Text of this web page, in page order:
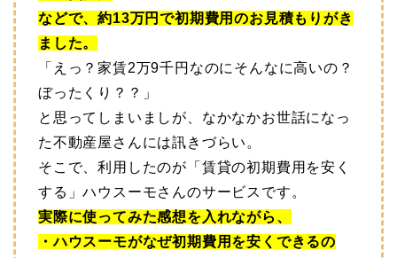
などで、約13万円で初期費用のお見積もりがき
ました。
「えっ？家賃2万9千円なのにそんなに高いの？
ぼったくり？？」
と思ってしまいましが、なかなかお世話になっ
た不動産屋さんには訊きづらい。
そこで、利用したのが「賃貸の初期費用を安く
する」ハウスーモさんのサービスです。
実際に使ってみた感想を入れながら、
・ハウスーモがなぜ初期費用を安くできるの